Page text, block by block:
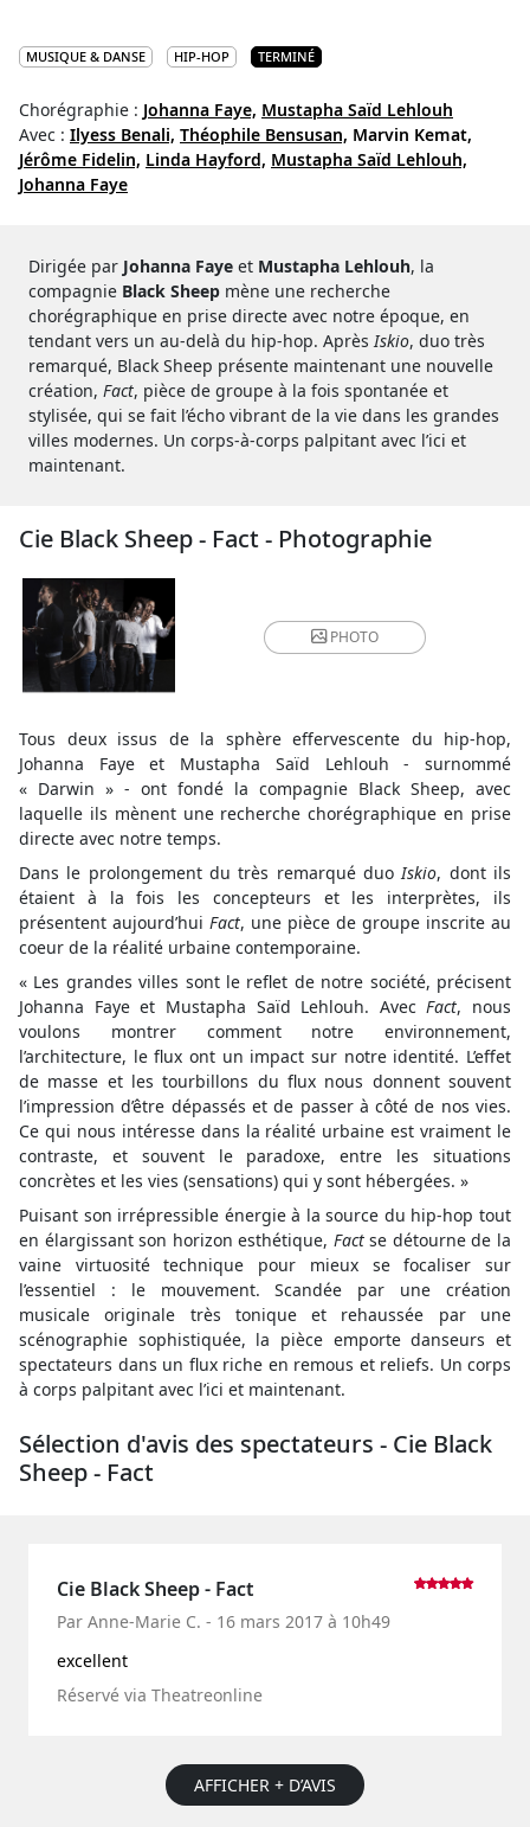
MUSIQUE & DANSE HIP-HOP TERMINÉ
Chorégraphie : Johanna Faye, Mustapha Saïd Lehlouh
Avec : Ilyess Benali, Théophile Bensusan, Marvin Kemat,
Jérôme Fidelin, Linda Hayford, Mustapha Saïd Lehlouh,
Johanna Faye
Dirigée par Johanna Faye et Mustapha Lehlouh, la
compagnie Black Sheep mène une recherche
chorégraphique en prise directe avec notre époque, en
tendant vers un au-delà du hip-hop. AprèsIskio, duo très
remarqué, Black Sheep présente maintenant une nouvelle
création, Fact, pièce de groupe à la fois spontanée et
stylisée, qui se fait l’écho vibrant de la vie dans les grandes
villes modernes. Un corps-à-corps palpitant avec l’ici et
maintenant.
Cie Black Sheep - Fact - Photographie
PHOTO
Tous deux issus de la sphère effervescente du hip-hop,
Johanna Faye et Mustapha Saïd Lehlouh - surnommé
« Darwin » - ont fondé la compagnie Black Sheep, avec
laquelle ils mènent une recherche chorégraphique en prise
directe avec notre temps.
Dans le prolongement du très remarqué duoIskio, dont ils
étaient à la fois les concepteurs et les interprètes, ils
présentent aujourd’hui Fact, une pièce de groupe inscrite au
coeur de la réalité urbaine contemporaine.
« Les grandes villes sont le reflet de notre société, précisent
Johanna Faye et Mustapha Saïd Lehlouh. AvecFact, nous
voulons montrer comment notre environnement,
l’architecture, le flux ont un impact sur notre identité. L’effet
de masse et les tourbillons du flux nous donnent souvent
l’impression d’être dépassés et de passer à côté de nos vies.
Ce qui nous intéresse dans la réalité urbaine est vraiment le
contraste, et souvent le paradoxe, entre les situations
concrètes et les vies (sensations) qui y sont hébergées. »
Puisant son irrépressible énergie à la source du hip-hop tout
en élargissant son horizon esthétique, Factse détourne de la
vaine virtuosité technique pour mieux se focaliser sur
l’essentiel : le mouvement. Scandée par une création
musicale originale très tonique et rehaussée par une
scénographie sophistiquée, la pièce emporte danseurs et
spectateurs dans un flux riche en remous et reliefs. Un corps
à corps palpitant avec l’ici et maintenant.
Sélection d'avis des spectateurs - Cie Black
Sheep - Fact
Cie Black Sheep - Fact
Par Anne-Marie C. - 16 mars 2017 à 10h49
excellent
Réservé via Theatreonline
AFFICHER + D’AVIS